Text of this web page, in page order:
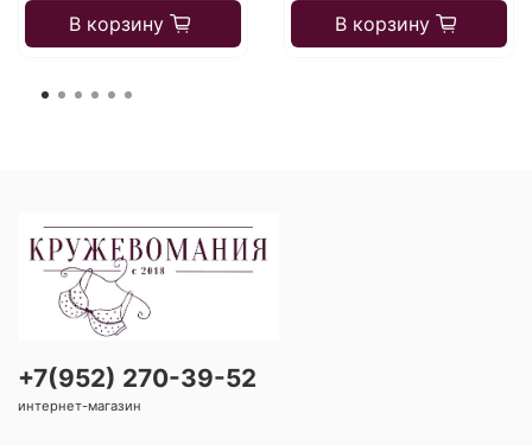
В корзину В корзину
+7(952) 270-39-52
интернет-магазин